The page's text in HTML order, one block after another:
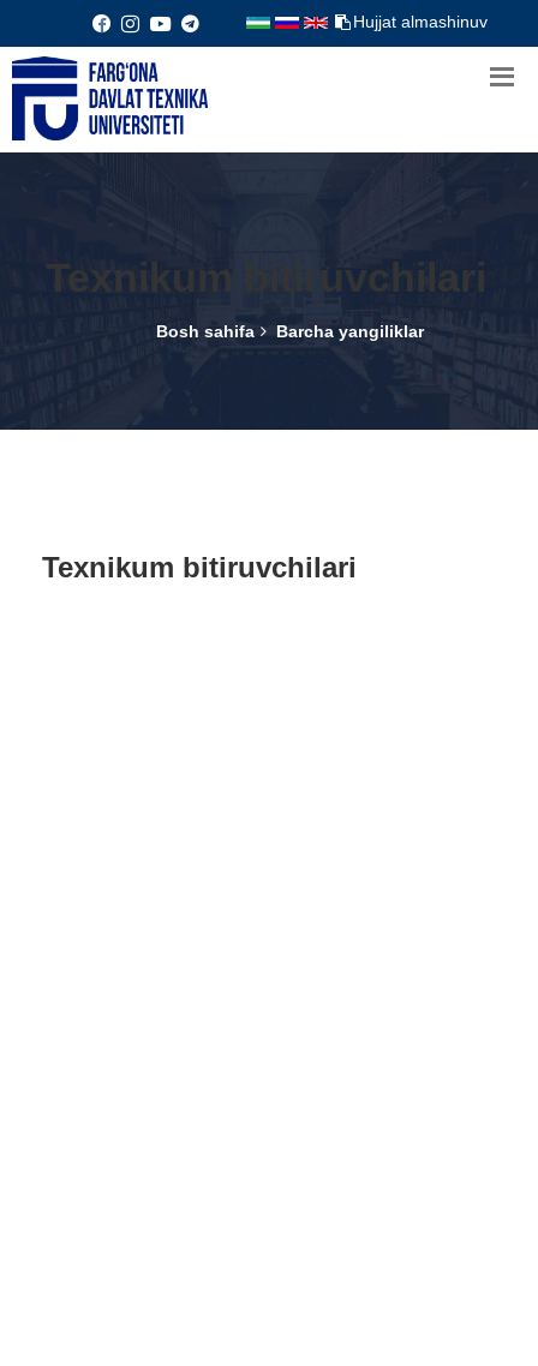
Hujjat almashinuv
Texnikum bitiruvchilari
Bosh sahifa Barcha yangiliklar
Texnikum bitiruvchilari